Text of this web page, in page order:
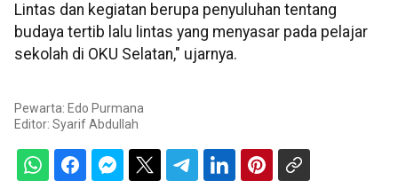
Lintas dan kegiatan berupa penyuluhan tentang
budaya tertib lalu lintas yang menyasar pada pelajar
sekolah di OKU Selatan," ujarnya.
Pewarta: Edo Purmana
Editor: Syarif Abdullah